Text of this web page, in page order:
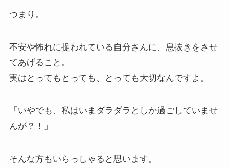
つまり。
不安や怖れに捉われている自分さんに、息抜きをさせ
てあげること。
実はとってもとっても、とっても大切なんですよ。
「いやでも、私はいまダラダラとしか過ごしていませ
んが？！」
そんな方もいらっしゃると思います。